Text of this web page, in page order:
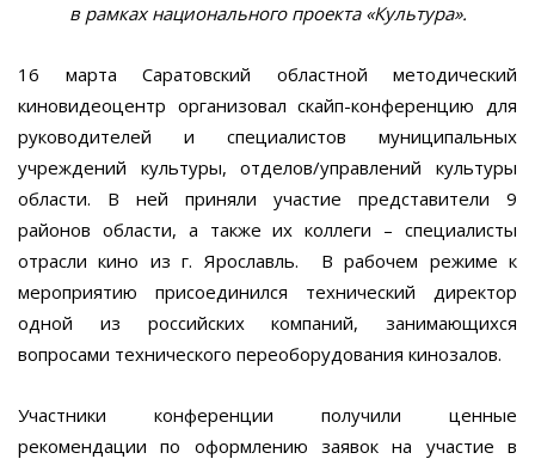
в рамках национального проекта «Культура».
16 марта Саратовский областной методический
киновидеоцентр организовал скайп-конференцию для
руководителей и специалистов муниципальных
учреждений культуры, отделов/управлений культуры
области. В ней приняли участие представители 9
районов области, а также их коллеги – специалисты
отрасли кино из г. Ярославль. В рабочем режиме к
мероприятию присоединился технический директор
одной из российских компаний, занимающихся
вопросами технического переоборудования кинозалов.
Участники конференции получили ценные
рекомендации по оформлению заявок на участие в